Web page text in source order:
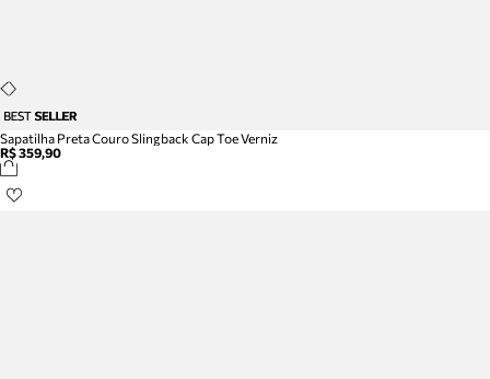
Sapatilha Preta Couro Slingback Cap Toe Verniz
R$ 359,90